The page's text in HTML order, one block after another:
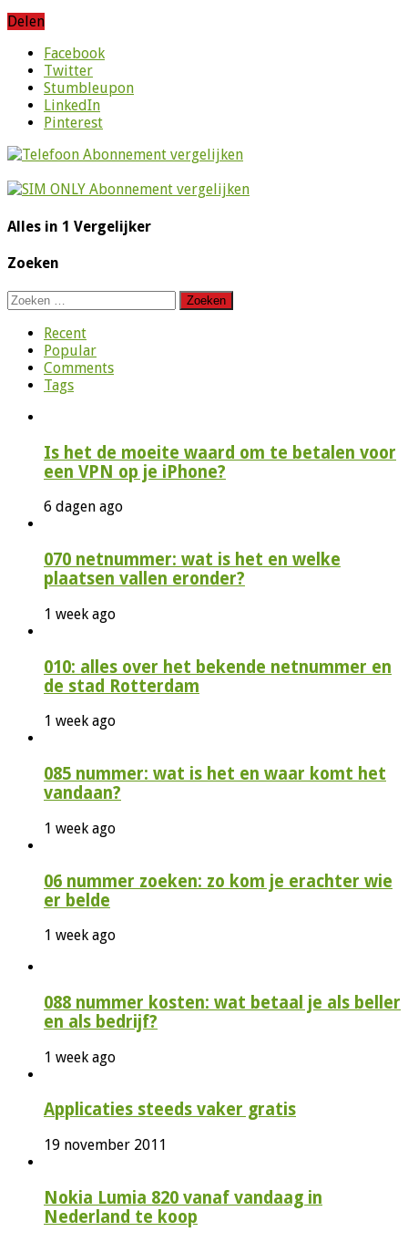
Delen
Facebook
Twitter
Stumbleupon
LinkedIn
Pinterest
Alles in 1 Vergelijker
Zoeken
Zoeken
naar:
Recent
Popular
Comments
Tags
Is het de moeite waard om te betalen voor
een VPN op je iPhone?
6 dagen ago
070 netnummer: wat is het en welke
plaatsen vallen eronder?
1 week ago
010: alles over het bekende netnummer en
de stad Rotterdam
1 week ago
085 nummer: wat is het en waar komt het
vandaan?
1 week ago
06 nummer zoeken: zo kom je erachter wie
er belde
1 week ago
088 nummer kosten: wat betaal je als beller
en als bedrijf?
1 week ago
Applicaties steeds vaker gratis
19 november 2011
Nokia Lumia 820 vanaf vandaag in
Nederland te koop